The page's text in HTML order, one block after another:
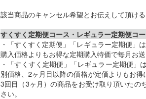
該当商品のキャンセル希望とお伝えして頂ける
すくすく定期便コース・レギュラー定期便コ
・「すくすく定期便」「レギュラー定期便」
購入価格よりもお得な定期購入特価で毎月お送
・「すくすく定期便」「レギュラー定期便
別価格、2ヶ月目以降の価格が定価よりもお
3回目（3ヶ月）の商品をお受け取り頂いたの
さい。